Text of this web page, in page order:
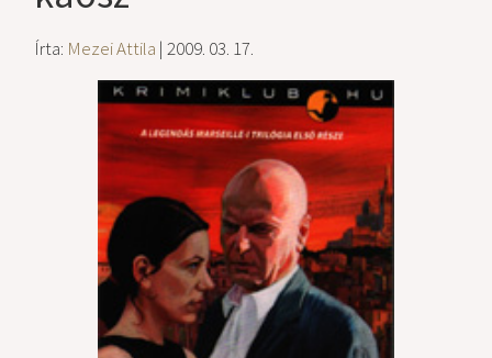
Írta: Mezei Attila | 2009. 03. 17.